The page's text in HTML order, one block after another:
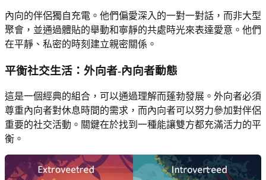
內向的伴侶獨自充電。他們偏愛深入的一對一對話，而非大型
聚會，並通過體貼的舉動和寧靜的共處時光來表達愛意。他們
在平靜、私密的時刻建立親密關係。
平衡社交生活：外向者-內向者動態
這是一個經典的組合，可以通過理解而蓬勃發展。外向者必須
尊重內向者對休息時間的需求，而內向者可以努力參加對伴侶
重要的社交活動。關鍵在於找到一種能讓雙方都充滿活力的平
衡。